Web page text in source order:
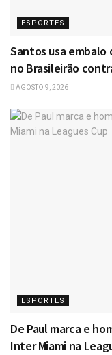
ESPORTES
Santos usa embalo
no Brasileirão
AGOSTO 9, 2026
ESPORTES
De Paul marca e
Inter Miami na